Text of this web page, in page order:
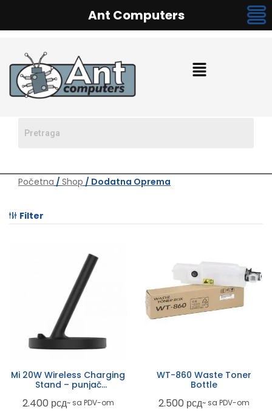
Početna / Shop / Dodatna Oprema
Filter
Mi 20W Wireless Charging
Stand – punjač
2.400 рсд~ sa PDV-om
WT-860 Waste Toner
Bottle
2.500 рсд~ sa PDV-om
Ant Computers